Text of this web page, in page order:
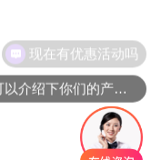
可以介绍下你们的产品么
现在有优惠活动吗